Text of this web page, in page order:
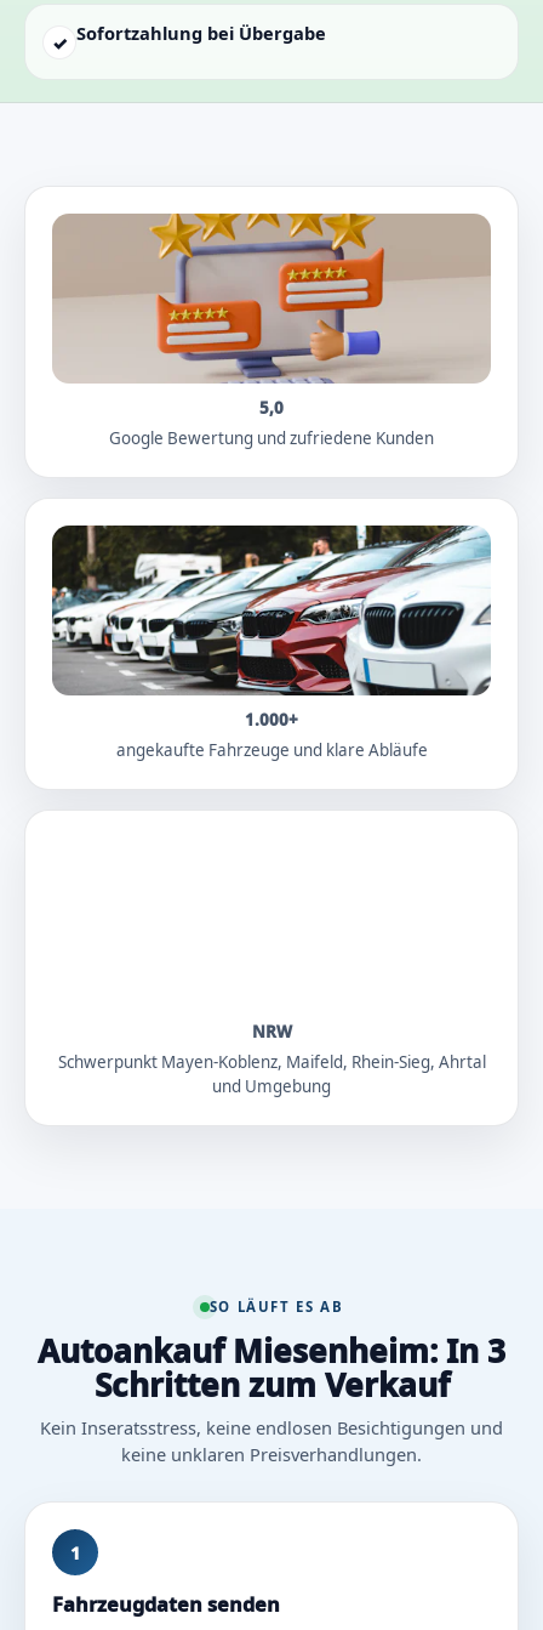
✓ Sofortzahlung bei Übergabe
5,0
Google Bewertung und zufriedene Kunden
1.000+
angekaufte Fahrzeuge und klare Abläufe
NRW
Schwerpunkt Mayen-Koblenz, Maifeld, Rhein-Sieg, Ahrtal
und Umgebung
SO LÄUFT ES AB
Autoankauf Miesenheim: In 3
Schritten zum Verkauf
Kein Inseratsstress, keine endlosen Besichtigungen und
keine unklaren Preisverhandlungen.
1
Fahrzeugdaten senden